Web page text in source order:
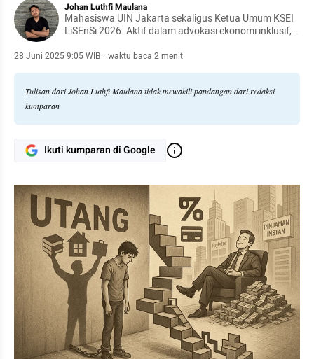
Johan Luthfi Maulana
Mahasiswa UIN Jakarta sekaligus Ketua Umum KSEI
LiSEnSi 2026. Aktif dalam advokasi ekonomi inklusif,
pemberdayaan mahasiswa pada bidang ekonomi
28 Juni 2025 9:05 WIB · waktu baca 2 menit
Tulisan dari Johan Luthfi Maulana tidak mewakili pandangan dari redaksi
kumparan
Ikuti kumparan di Google